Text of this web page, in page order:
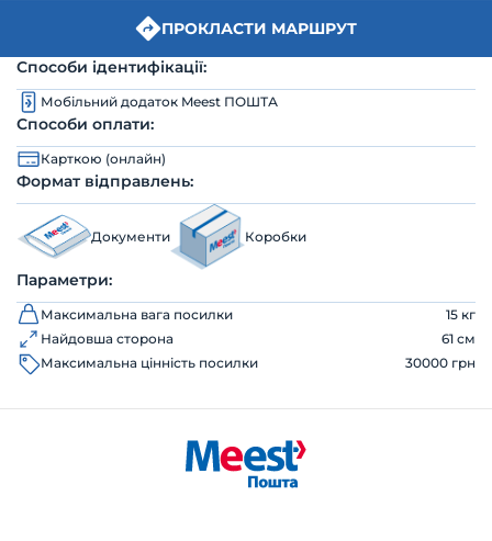
ПРОКЛАСТИ МАРШРУТ
Способи ідентифікації:
Мобільний додаток Meest ПОШТА
Способи оплати:
Карткою (онлайн)
Формат відправлень:
Документи Коробки
Параметри:
Максимальна вага посилки
15 кг
Найдовша сторона
61 см
Максимальна цінність посилки
30000 грн